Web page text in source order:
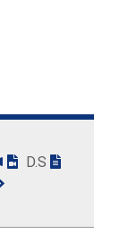
D.S